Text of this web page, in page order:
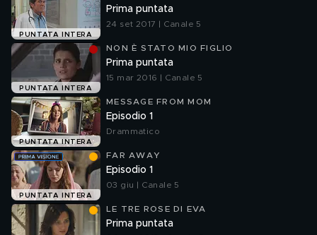
PUNTATA INTERA
Prima puntata
24 set 2017 | Canale 5
PUNTATA INTERA
NON È STATO MIO FIGLIO
Prima puntata
15 mar 2016 | Canale 5
PUNTATA INTERA
MESSAGE FROM MOM
Episodio 1
Drammatico
PUNTATA INTERA
FAR AWAY
Episodio 1
03 giu | Canale 5
LE TRE ROSE DI EVA
Prima puntata